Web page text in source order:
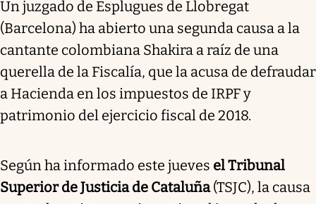
Un juzgado de Esplugues de Llobregat
(Barcelona) ha abierto una segunda causa a la
cantante colombiana Shakira a raíz de una
querella de la Fiscalía, que la acusa de defraudar
a Hacienda en los impuestos de IRPF y
patrimonio del ejercicio fiscal de 2018.
Según ha informado este jueves el Tribunal
Superior de Justicia de Cataluña(TSJC), la causa